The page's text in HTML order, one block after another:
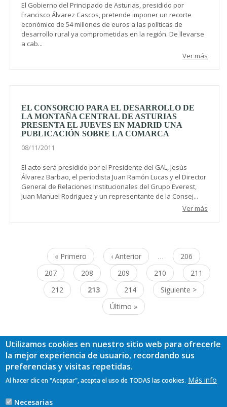
El Gobierno del Principado de Asturias, presidido por
Francisco Álvarez Cascos, pretende imponer un recorte
económico de 54 millones de euros a las políticas de
desarrollo rural ya comprometidas en la región. De llevarse
a cab...
Ver más
EL CONSORCIO PARA EL DESARROLLO DE
LA MONTAÑA CENTRAL DE ASTURIAS
PRESENTA EL JUEVES EN MADRID UNA
PUBLICACIÓN SOBRE LA COMARCA
08/11/2011
El acto será presidido por el Presidente del GAL, Jesús
Álvarez Barbao, el periodista Juan Ramón Lucas y el Director
General de Relaciones Institucionales del Grupo Everest,
Juan Manuel Rodriguez y un representante de la Consej...
Ver más
PaginaciónPrimera
página
« Primero
Página
anterior
‹ Anterior … Page
206
Page
207 Page
208 Page
209 Page
210 Page
211
Page
212
Página
actual
213 Page
214
Siguiente
página
Siguiente >
Última
página
Último »
Utilizamos cookies en nuestro sitio web para ofrecerle
la mejor experiencia de usuario, recordando sus
preferencias y visitas repetidas.
Al hacer clic en "Aceptar", acepta el uso de TODAS las cookies. Más info
Necesarias